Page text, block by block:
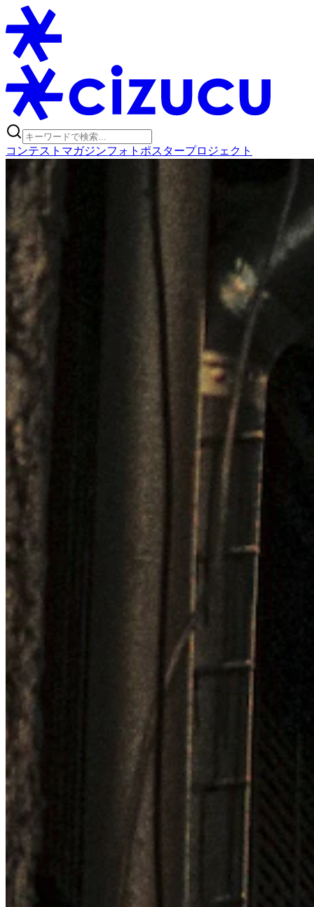
コンテスト マガジンフォトポスタープロジェクト